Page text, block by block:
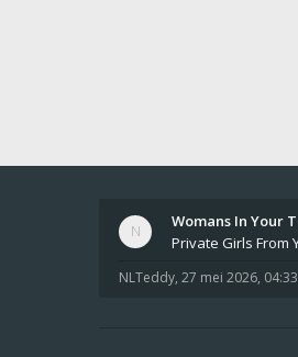
NLTeddy, 27 mei 2026, 04:33